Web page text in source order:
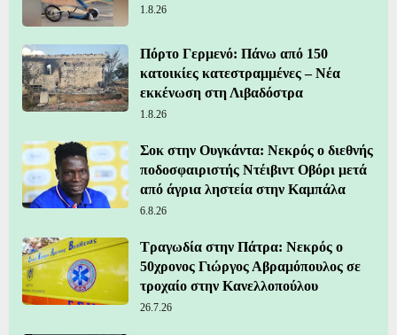
1.8.26
Πόρτο Γερμενό: Πάνω από 150
κατοικίες κατεστραμμένες – Νέα
εκκένωση στη Λιβαδόστρα
1.8.26
Σοκ στην Ουγκάντα: Νεκρός ο διεθνής
ποδοσφαιριστής Ντέιβιντ Οβόρι μετά
από άγρια ληστεία στην Καμπάλα
6.8.26
Τραγωδία στην Πάτρα: Νεκρός ο
50χρονος Γιώργος Αβραμόπουλος σε
τροχαίο στην Κανελλοπούλου
26.7.26